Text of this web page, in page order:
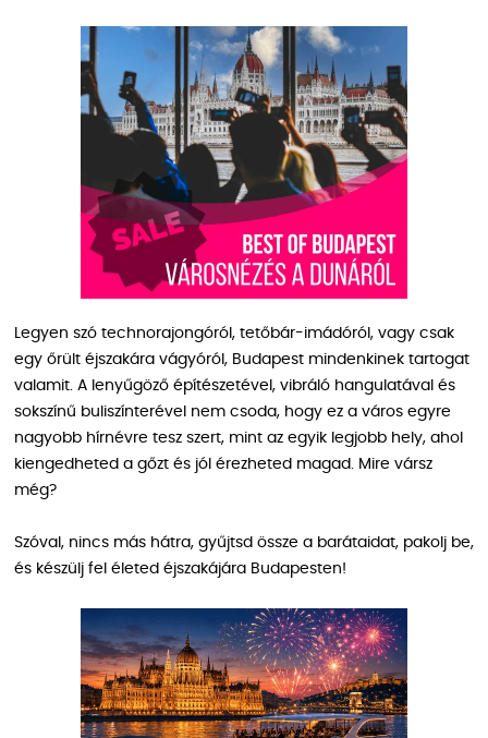
Legyen szó technorajongóról, tetőbár-imádóról, vagy csak
egy őrült éjszakára vágyóról, Budapest mindenkinek tartogat
valamit. A lenyűgöző építészetével, vibráló hangulatával és
sokszínű buliszínterével nem csoda, hogy ez a város egyre
nagyobb hírnévre tesz szert, mint az egyik legjobb hely, ahol
kiengedheted a gőzt és jól érezheted magad. Mire vársz
még?
Szóval, nincs más hátra, gyűjtsd össze a barátaidat, pakolj be,
és készülj fel életed éjszakájára Budapesten!